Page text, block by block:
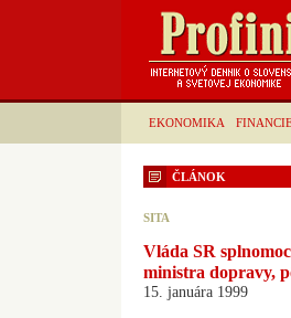
EKONOMIKA
ČLÁNOK
SITA
Vláda SR
ministra dopravy,
15. januára 1999